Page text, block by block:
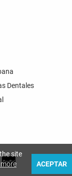
Dentales
site
ACEPTAR